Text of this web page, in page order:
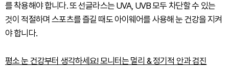
를 착용해야 합니다. 또 선글라스는 UVA, UVB 모두 차단할 수 있는
것이 적절하며 스포츠를 즐길 때도 아이웨어를 사용해 눈 건강을 지켜
야 합니다.
평소 눈 건강부터 생각하세요! 모니터는 멀리 & 정기적 안과 검진